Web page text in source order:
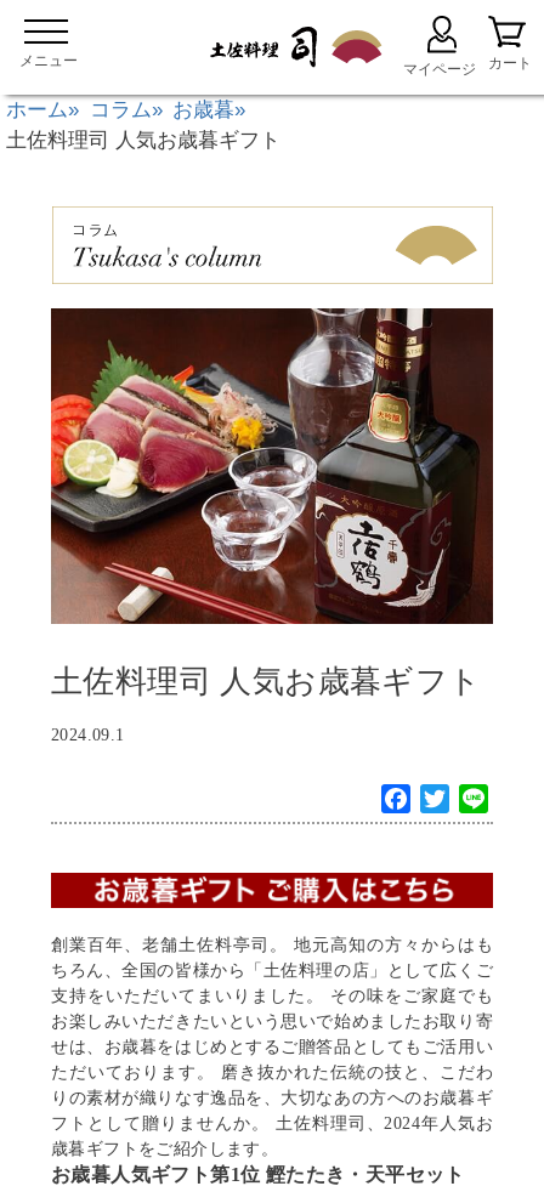
ホーム コラム
お歳暮
土佐料理司 人気お歳暮ギフト
土佐料理司 人気お歳暮ギフト
2024.09.1
a
e
b
o
o
k
w
t
t
e
r
i
創業百年、老舗土佐料亭司。 地元高知の方々からはも
ちろん、全国の皆様から「土佐料理の店」として広くご
支持をいただいてまいりました。 その味をご家庭でも
お楽しみいただきたいという思いで始めましたお取り寄
せは、お歳暮をはじめとするご贈答品としてもご活用い
ただいております。 磨き抜かれた伝統の技と、こだわ
りの素材が織りなす逸品を、大切なあの方へのお歳暮ギ
フトとして贈りませんか。 土佐料理司、2024年人気お
歳暮ギフトをご紹介します。
お歳暮人気ギフト第1位 鰹たたき・天平セット